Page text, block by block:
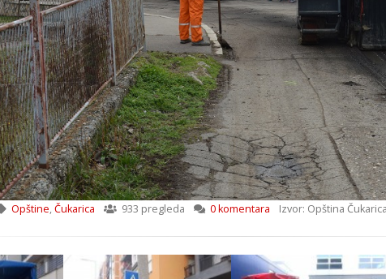
Opštine,Čukarica 933 pregleda 0 komentara Izvor: Opština Čukarica